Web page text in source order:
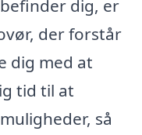
dig, er
der forstår
dig med at
tid til at
så